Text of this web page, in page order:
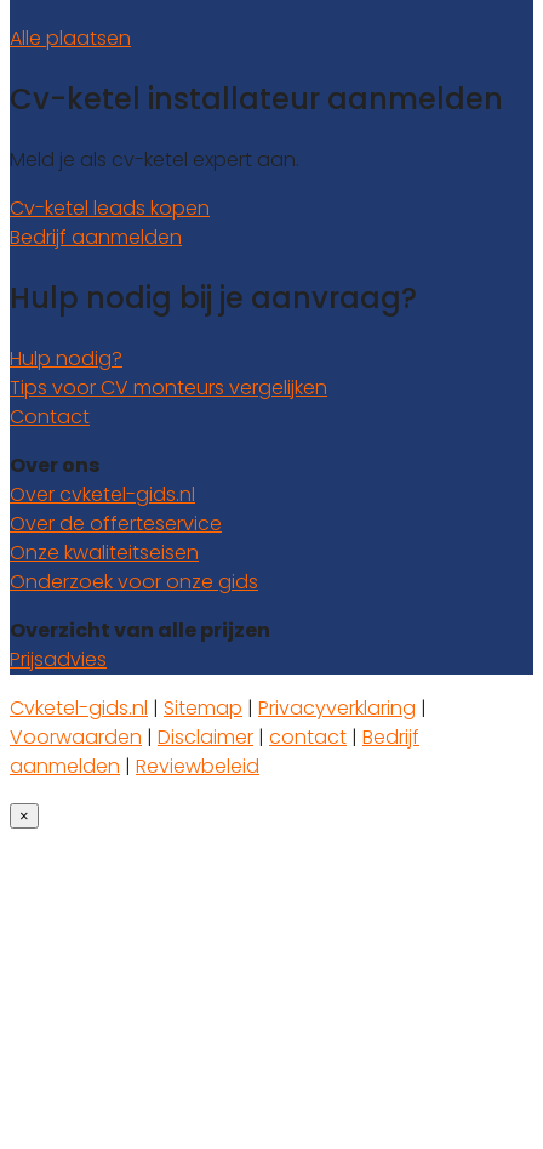
Alle plaatsen
Cv-ketel installateur aanmelden
Meld je als cv-ketel expert aan.
Cv-ketel leads kopen
Bedrijf aanmelden
Hulp nodig bij je aanvraag?
Hulp nodig?
Tips voor CV monteurs vergelijken
Contact
Over ons
Over cvketel-gids.nl
Over de offerteservice
Onze kwaliteitseisen
Onderzoek voor onze gids
Overzicht van alle prijzen
Prijsadvies
Cvketel-gids.nl | Sitemap | Privacyverklaring |
Voorwaarden | Disclaimer | contact | Bedrijf
aanmelden | Reviewbeleid
×